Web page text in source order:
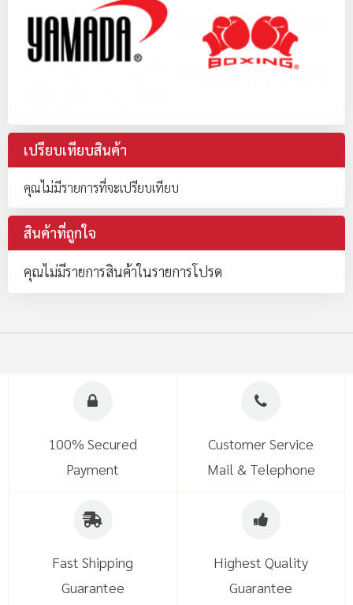
เปรียบเทียบสินค้า
คุณไม่มีรายการที่จะเปรียบเทียบ
สินค้าที่ถูกใจ
คุณไม่มีรายการสินค้าในรายการโปรด
100% Secured
Payment
Customer Service
Mail & Telephone
Fast Shipping
Guarantee
Highest Quality
Guarantee